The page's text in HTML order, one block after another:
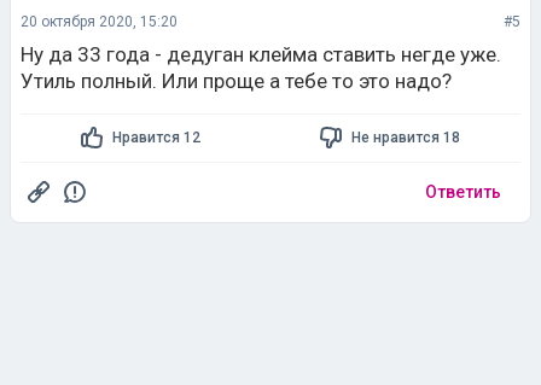
20 октября 2020, 15:20 #5
Ну да 33 года - дедуган клейма ставить негде уже.
Утиль полный. Или проще а тебе то это надо?
Нравится 12 Не нравится 18
Ответить